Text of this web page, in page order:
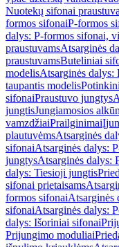
Nuotekų sifonai
formos sifonaiP-formos
dalys: P-formos sifonai,
praustuvamsAtsarginės
praustuvamsButeliniai
modelisAtsarginės dalys:
taupantis modelis
sifonaiPraustuvo jungtys
jungtisJungiamosios
vamzdžiaiPrailginimai
plautuvėmsAtsarginės
sifonaiAtsarginės dalys:
jungtysAtsarginės dalys:
dalys: Tiesioji jungtis
sifonai prietaisams
formos sifonaiAtsarginės
sifonaiAtsarginės dalys:
dalys: Išoriniai sifonai
Prijungimo moduliai